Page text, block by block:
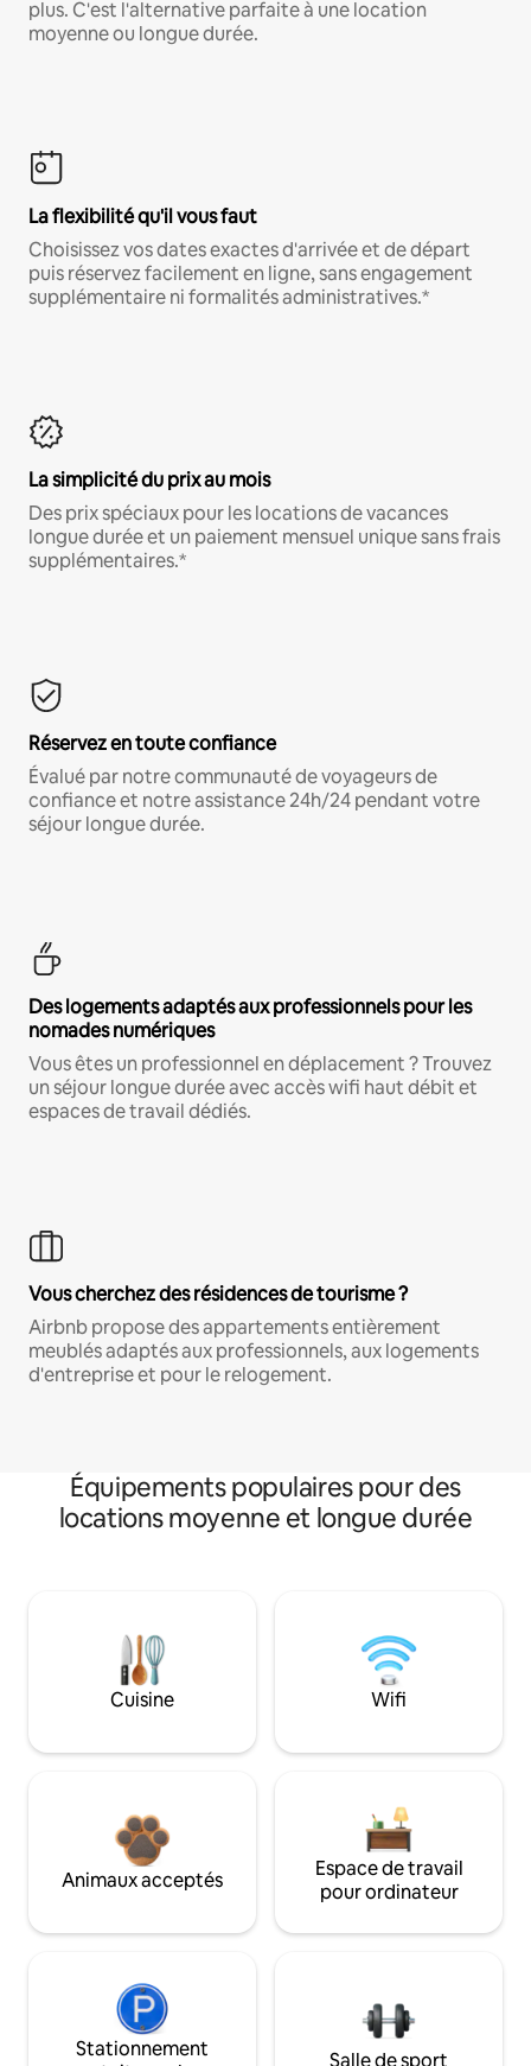
plus. C'est l'alternative parfaite à une location
moyenne ou longue durée.
La flexibilité qu'il vous faut
Choisissez vos dates exactes d'arrivée et de départ
puis réservez facilement en ligne, sans engagement
supplémentaire ni formalités administratives.*
La simplicité du prix au mois
Des prix spéciaux pour les locations de vacances
longue durée et un paiement mensuel unique sans frais
supplémentaires.*
Réservez en toute confiance
Évalué par notre communauté de voyageurs de
confiance et notre assistance 24h/24 pendant votre
séjour longue durée.
Des logements adaptés aux professionnels pour les
nomades numériques
Vous êtes un professionnel en déplacement ? Trouvez
un séjour longue durée avec accès wifi haut débit et
espaces de travail dédiés.
Vous cherchez des résidences de tourisme ?
Airbnb propose des appartements entièrement
meublés adaptés aux professionnels, aux logements
d'entreprise et pour le relogement.
Équipements populaires pour des
locations moyenne et longue durée
Cuisine Wifi
Animaux acceptés
Espace de travail
pour ordinateur
Stationnement